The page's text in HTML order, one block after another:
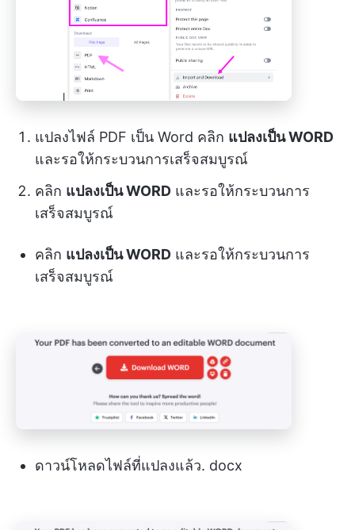
แปลงไฟล์ PDF เป็น Word คลิก แปลงเป็น WORD
และรอให้กระบวนการเสร็จสมบูรณ์
คลิก แปลงเป็น WORD และรอให้กระบวนการ
เสร็จสมบูรณ์
คลิก แปลงเป็น WORD และรอให้กระบวนการ
เสร็จสมบูรณ์
ดาวน์โหลดไฟล์ที่แปลงแล้ว. docx